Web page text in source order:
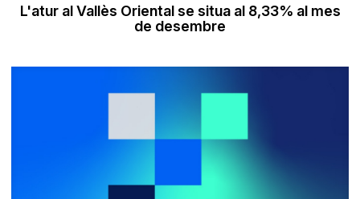
L'atur al Vallès Oriental se situa al 8,33% al mes
de desembre